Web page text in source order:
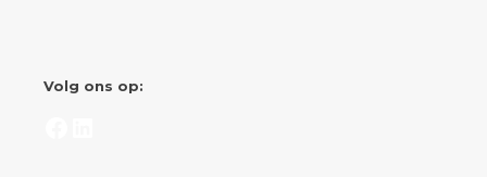
Volg ons op: